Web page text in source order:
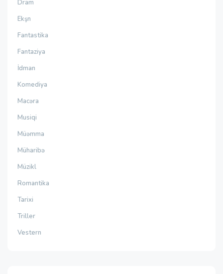
Dram
Ekşn
Fantastika
Fantaziya
İdman
Komediya
Macəra
Musiqi
Müəmma
Müharibə
Müzikl
Romantika
Tarixi
Triller
Vestern